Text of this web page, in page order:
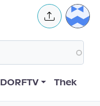
User
DORFTV Thek